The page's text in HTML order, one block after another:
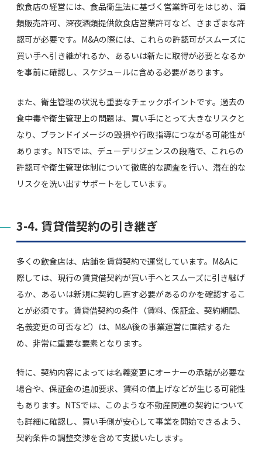
飲食店の経営には、食品衛生法に基づく営業許可をはじめ、酒
類販売許可、深夜酒類提供飲食店営業許可など、さまざまな許
認可が必要です。M&Aの際には、これらの許認可がスムーズに
買い手へ引き継がれるか、あるいは新たに取得が必要となるか
を事前に確認し、スケジュールに含める必要があります。
また、衛生管理の状況も重要なチェックポイントです。過去の
食中毒や衛生管理上の問題は、買い手にとって大きなリスクと
なり、ブランドイメージの毀損や行政指導につながる可能性が
あります。NTSでは、デューデリジェンスの段階で、これらの
許認可や衛生管理体制について徹底的な調査を行い、潜在的な
リスクを洗い出すサポートをしています。
3-4. 賃貸借契約の引き継ぎ
多くの飲食店は、店舗を賃貸契約で運営しています。M&Aに
際しては、現行の賃貸借契約が買い手へとスムーズに引き継げ
るか、あるいは新規に契約し直す必要があるのかを確認するこ
とが必須です。賃貸借契約の条件（賃料、保証金、契約期間、
名義変更の可否など）は、M&A後の事業運営に直結するた
め、非常に重要な要素となります。
特に、契約内容によっては名義変更にオーナーの承諾が必要な
場合や、保証金の追加要求、賃料の値上げなどが生じる可能性
もあります。NTSでは、このような不動産関連の契約について
も詳細に確認し、買い手側が安心して事業を開始できるよう、
契約条件の調整交渉を含めて支援いたします。